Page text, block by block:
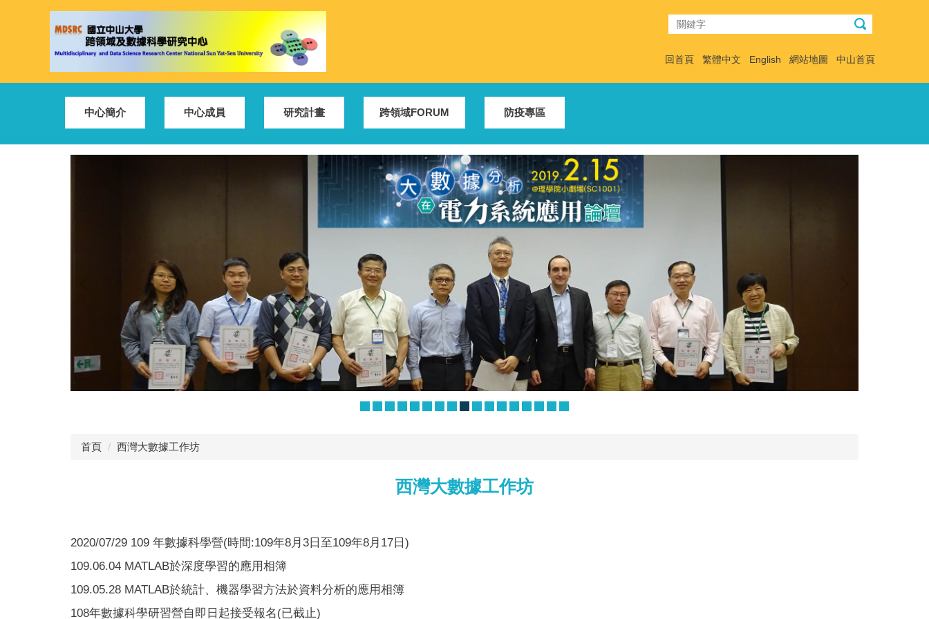
容
回首頁 繁體中文 English 網站地圖 中山首頁
中心簡介 中心成員 研究計畫 跨領域FORUM 防疫專區
首頁 西灣大數據工作坊
西灣大數據工作坊
2020/07/29 109 年數據科學營(時間:109年8月3日至109年8月17日)
109.06.04 MATLAB於深度學習的應用相簿
109.05.28 MATLAB於統計、機器學習方法於資料分析的應用相簿
108年數據科學研習營自即日起接受報名(已截止)